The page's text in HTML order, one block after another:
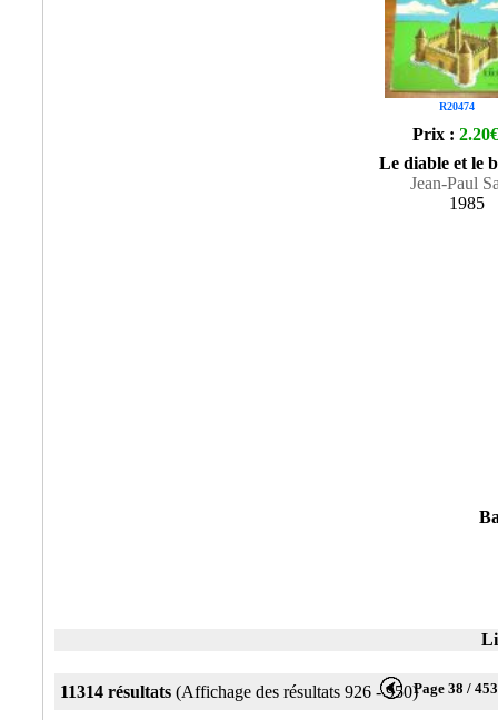
R20474
Prix : 2.20€
Le diable et le
Jean-Paul
1985
11314 résultats (Affichage des résultats 926 - 950)Page 38 / 453